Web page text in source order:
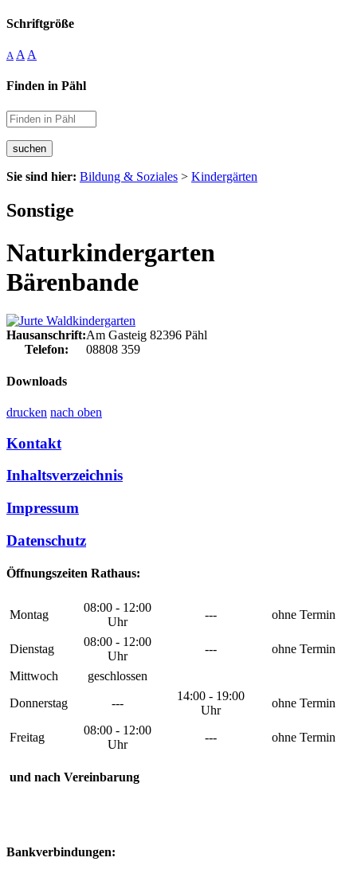
Schriftgröße
A A A
Finden in Pähl
suchen
Sie sind hier: Bildung & Soziales > Kindergärten
Sonstige
Naturkindergarten
Bärenbande
Hausanschrift:Am Gasteig 82396 Pähl
Telefon:
08808 359
Downloads
drucken nach oben
Kontakt
Inhaltsverzeichnis
Impressum
Datenschutz
Öffnungszeiten Rathaus:
Montag
08:00 - 12:00
Uhr
--- ohne Termin
Dienstag
08:00 - 12:00
Uhr
---
ohne Termin
Mittwoch
geschlossen
Donnerstag
---
14:00 - 19:00
Uhr
ohne Termin
Freitag
08:00 - 12:00
Uhr
--- ohne Termin
und nach Vereinbarung
Bankverbindungen: